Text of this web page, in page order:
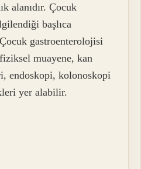
alanıdır. Çocuk
başlıca
gastroenterolojisi
muayene, kan
endoskopi, kolonoskopi
yer alabilir.